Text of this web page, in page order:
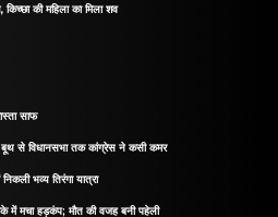
की महिला का मिला शव
साफ
बूथ से विधानसभा तक कांग्रेस ने कसी कमर
भव्य तिरंगा यात्रा
में मचा हड़कंप; मौत की वजह बनी पहेली